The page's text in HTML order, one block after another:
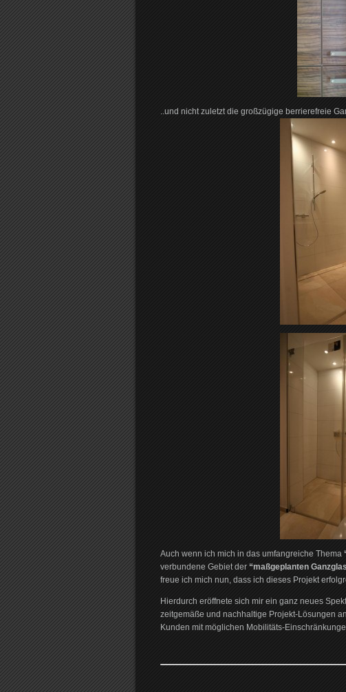
..und nicht zuletzt die großzügige berrierefreie
Auch wenn ich mich in das umfangreiche Thema
verbundene Gebiet der “maßgeplanten
freue ich mich nun, dass ich dieses Projekt
Hierdurch eröffnete sich mir ein ganz neues
zeitgemäße und nachhaltige Projekt-Lösungen
Kunden mit möglichen Mobilitäts-